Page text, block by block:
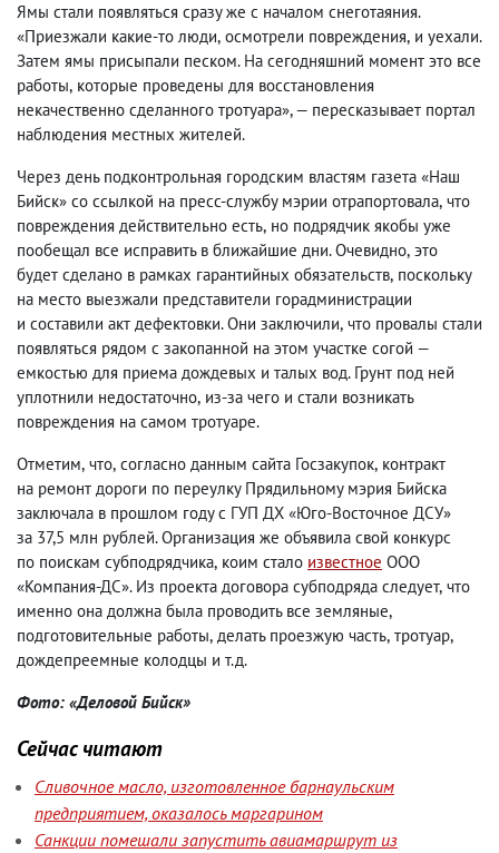
Ямы стали появляться сразу же с началом снеготаяния.
«Приезжали какие-то люди, осмотрели повреждения, и уехали.
Затем ямы присыпали песком. На сегодняшний момент это все
работы, которые проведены для восстановления
некачественно сделанного тротуара», — пересказывает портал
наблюдения местных жителей.
Через день подконтрольная городским властям газета «Наш
Бийск» со ссылкой на пресс-службу мэрии отрапортовала, что
повреждения действительно есть, но подрядчик якобы уже
пообещал все исправить в ближайшие дни. Очевидно, это
будет сделано в рамках гарантийных обязательств, поскольку
на место выезжали представители горадминистрации
и составили акт дефектовки. Они заключили, что провалы стали
появляться рядом с закопанной на этом участке согой —
емкостью для приема дождевых и талых вод. Грунт под ней
уплотнили недостаточно, из-за чего и стали возникать
повреждения на самом тротуаре.
Отметим, что, согласно данным сайта Госзакупок, контракт
на ремонт дороги по переулку Прядильному мэрия Бийска
заключала в прошлом году с ГУП ДХ «Юго-Восточное ДСУ»
за 37,5 млн рублей. Организация же объявила свой конкурс
по поискам субподрядчика, коим стало известное ООО
«Компания-ДС». Из проекта договора субподряда следует, что
именно она должна была проводить все земляные,
подготовительные работы, делать проезжую часть, тротуар,
дождепреемные колодцы и т.д.
Фото: «Деловой Бийск»
Сейчас читают
Сливочное масло, изготовленное барнаульским
предприятием, оказалось маргарином
Санкции помешали запустить авиамаршрут из